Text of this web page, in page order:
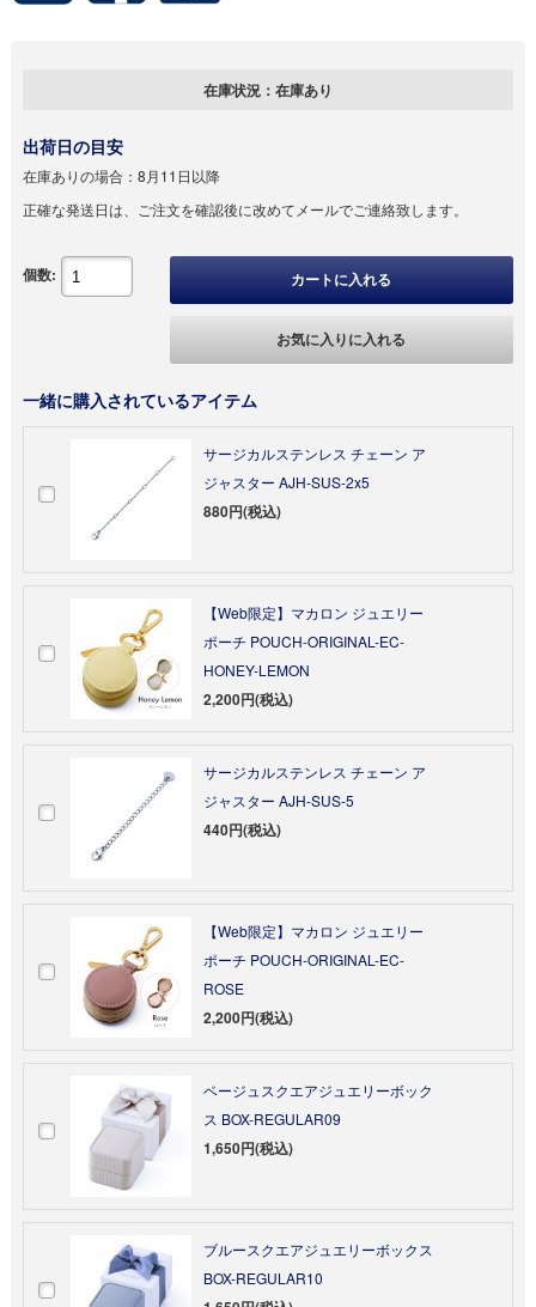
在庫状況： 在庫あり
出荷日の目安
在庫ありの場合： 8月11日以降
正確な発送日は、ご注文を確認後に改めてメールでご連絡致します。
個数: カートに入れる
お気に入りに入れる
一緒に購入されているアイテム
サージカルステンレス チェーン ア
ジャスター AJH-SUS-2x5
880円(税込)
【Web限定】マカロン ジュエリー
ポーチ POUCH-ORIGINAL-EC-
HONEY-LEMON
2,200円(税込)
サージカルステンレス チェーン ア
ジャスター AJH-SUS-5
440円(税込)
【Web限定】マカロン ジュエリー
ポーチ POUCH-ORIGINAL-EC-
ROSE
2,200円(税込)
ベージュスクエアジュエリーボック
ス BOX-REGULAR09
1,650円(税込)
ブルースクエアジュエリーボックス
BOX-REGULAR10